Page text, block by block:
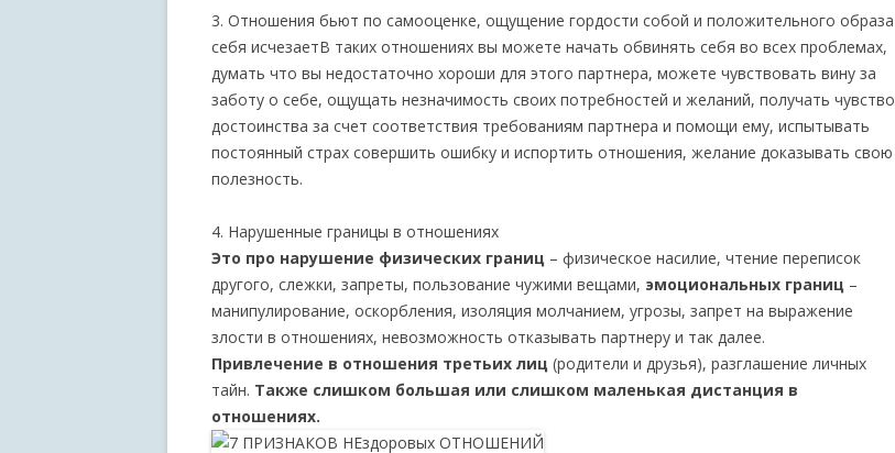
3. Отношения бьют по самооценке, ощущение гордости собой и положительного образа
себя исчезаетВ таких отношениях вы можете начать обвинять себя во всех проблемах,
думать что вы недостаточно хороши для этого партнера, можете чувствовать вину за
заботу о себе, ощущать незначимость своих потребностей и желаний, получать чувство
достоинства за счет соответствия требованиям партнера и помощи ему, испытывать
постоянный страх совершить ошибку и испортить отношения, желание доказывать свою
полезность.
4. Нарушенные границы в отношениях
Это про нарушение физических границ – физическое насилие, чтение переписок
другого, слежки, запреты, пользование чужими вещами, эмоциональных границ –
манипулирование, оскорбления, изоляция молчанием, угрозы, запрет на выражение
злости в отношениях, невозможность отказывать партнеру и так далее.
Привлечение в отношения третьих лиц (родители и друзья), разглашение личных
тайн. Также слишком большая или слишком маленькая дистанция в
отношениях.